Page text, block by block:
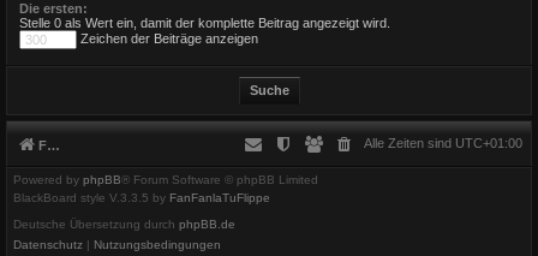
Die ersten:
Stelle 0 als Wert ein, damit der komplette Beitrag angezeigt wird.
Zeichen der Beiträge anzeigen
Foren-Übersicht Alle Zeiten sind UTC+01:00
Powered by phpBB® Forum Software © phpBB Limited
BlackBoard style V.3.3.5 by FanFanlaTuFlippe
Deutsche Übersetzung durch phpBB.de
Datenschutz | Nutzungsbedingungen